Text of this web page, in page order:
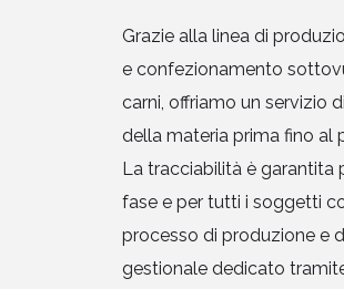
Grazie alla linea di
e confezionamento
carni, offriamo un servizio
della materia prima fino al
La tracciabilità è garantita
fase e per tutti i soggetti
processo di produzione e
gestionale dedicato